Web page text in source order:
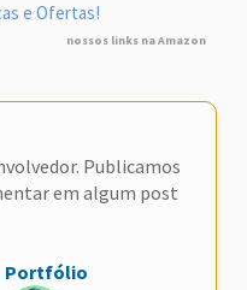
e Ofertas!
nossos links na Amazon
Publicamos
em algum post
Portfólio